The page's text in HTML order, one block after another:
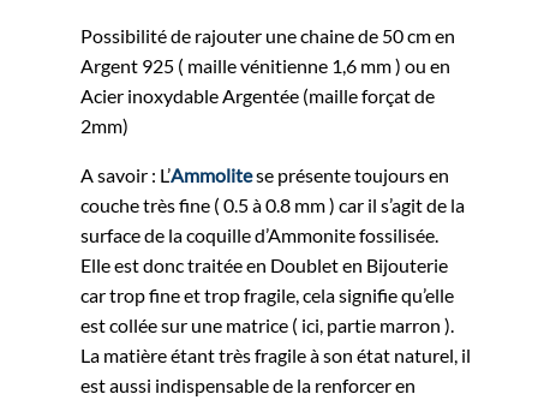
Possibilité de rajouter une chaine de 50 cm en
Argent 925 ( maille vénitienne 1,6 mm ) ou en
Acier inoxydable Argentée (maille forçat de
2mm)
A savoir : L’Ammolitese présente toujours en
couche très fine ( 0.5 à 0.8 mm ) car il s’agit de la
surface de la coquille d’Ammonite fossilisée.
Elle est donc traitée en Doublet en Bijouterie
car trop fine et trop fragile, cela signifie qu’elle
est collée sur une matrice ( ici, partie marron ).
La matière étant très fragile à son état naturel, il
est aussi indispensable de la renforcer en